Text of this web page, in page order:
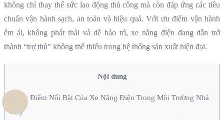
không chỉ thay thế sức lao động thủ công mà còn đáp ứng các tiêu
chuẩn vận hành sạch, an toàn và hiệu quả. Với ưu điểm vận hành
êm ái, không phát thải và dễ bảo trì, xe nâng điện đang dần trở
thành “trợ thủ” không thể thiếu trong hệ thống sản xuất hiện đại.
Nội dung
Đặc Điểm Nổi Bật Của Xe Nâng Điện Trong Môi Trường Nhà
Máy